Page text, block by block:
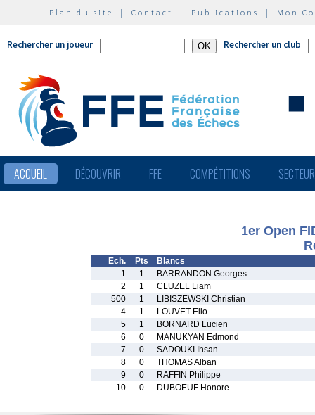
Plan du site | Contact | Publications | Mon
Rechercher un joueur Rechercher un club
ACCUEIL DÉCOUVRIR FFE COMPÉTITIONS
1er Open
Ech. Pts
Blancs
1
1
BARRANDON Georges
2
1
CLUZEL Liam
500
1
LIBISZEWSKI Christian
4
1
LOUVET Elio
5
1
BORNARD Lucien
6
0
MANUKYAN Edmond
7
0
SADOUKI Ihsan
8
0
THOMAS Alban
9
0
RAFFIN Philippe
10
0 DUBOEUF Honore